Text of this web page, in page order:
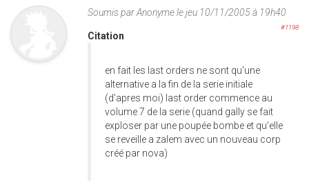
Soumis parAnonymele jeu 10/11/2005 à 19h40
#1198
Citation
en fait les last orders ne sont qu'une
alternative a la fin de la serie initiale
(d'apres moi) last order commence au
volume 7 de la serie (quand gally se fait
exploser par une poupée bombe et qu'elle
se reveille a zalem avec un nouveau corp
créé par nova)